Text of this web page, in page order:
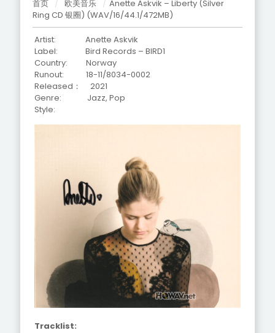
首页 / 欧美音乐 / Anette Askvik – Liberty (Silver
Ring CD 银圈) (WAV/16/44.1/472MB)
Artist: Anette Askvik
Label: Bird Records – BIRD1
Country: Norway
Runout:18-11/8034-0002
Released： 2021
Genre: Jazz, Pop
Style:
Tracklist: